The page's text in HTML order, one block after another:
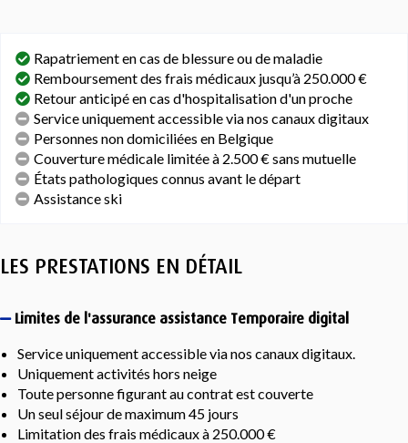
Rapatriement en cas de blessure ou de maladie
Remboursement des frais médicaux jusqu’à 250.000 €
Retour anticipé en cas d'hospitalisation d'un proche
Service uniquement accessible via nos canaux digitaux
Personnes non domiciliées en Belgique
Couverture médicale limitée à 2.500 € sans mutuelle
États pathologiques connus avant le départ
Assistance ski
LES PRESTATIONS EN DÉTAIL
Limites de l'assurance assistance Temporaire digital
Service uniquement accessible via nos canaux digitaux.
Uniquement activités hors neige
Toute personne figurant au contrat est couverte
Un seul séjour de maximum 45 jours
Limitation des frais médicaux à 250.000 €